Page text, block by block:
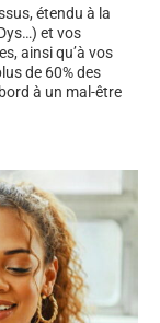
étendu à la
et vos
ainsi qu’à vos
de 60% des
à un mal-être